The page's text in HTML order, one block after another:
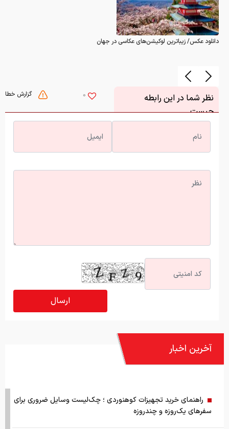
دانلود عکس/ زیباترین لوکیشن‌های عکاسی در جهان
گزارش خطا 0
نظر شما در این رابطه
چیست
آخرین اخبار
راهنمای خرید تجهیزات کوهنوردی ؛ چک‌لیست وسایل ضروری برای
سفرهای یک‌روزه و چندروزه